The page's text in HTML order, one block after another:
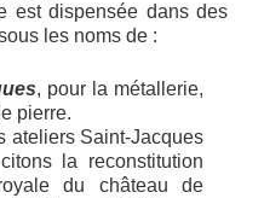
est dispensée dans des
les noms de :
, pour la métallerie,
pierre.
ateliers Saint-Jacques
la reconstitution
du château de